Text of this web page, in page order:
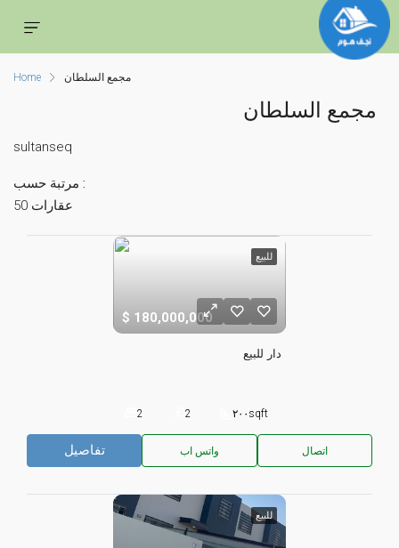
Home مجمع السلطان
مجمع السلطان
sultanseq
50 عقارات
مرتبة حسب :
للبيع
180,000,000
دار للبيع
2 2 ٢٠٠ sqft
تفاصيل واتس اب اتصال
للبيع